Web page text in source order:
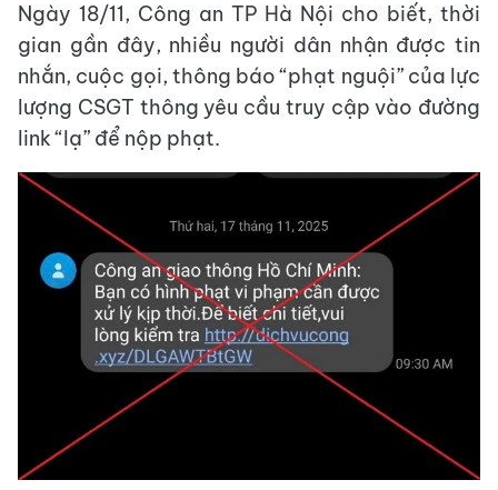
Ngày 18/11, Công an TP Hà Nội cho biết, thời
gian gần đây, nhiều người dân nhận được tin
nhắn, cuộc gọi, thông báo “phạt nguội” của lực
lượng CSGT thông yêu cầu truy cập vào đường
link “lạ” để nộp phạt.